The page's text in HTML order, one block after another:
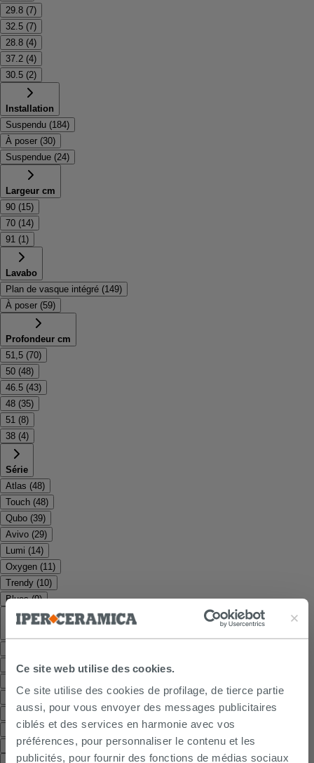
Ce site web utilise des cookies.
Ce site utilise des cookies de profilage, de tierce partie
aussi, pour vous envoyer des messages publicitaires
ciblés et des services en harmonie avec vos
préférences, pour personnaliser le contenu et les
publicités, pour fournir des fonctions de médias sociaux
29.8 (7)
32.5 (7)
28.8 (4)
37.2 (4)
30.5 (2)
Installation
Suspendu (184)
À poser (30)
Suspendue (24)
Largeur cm
90 (15)
70 (14)
91 (1 )
Lavabo
Plan de vasque intégré (149)
À poser (59)
Profondeur cm
51,5 (70)
50 (48)
46.5 (43)
48 (35)
51 (8)
38 (4)
Série
Atlas (48)
Touch (48)
Qubo (39)
Avivo (29)
Lumi (14)
Oxygen (11 )
Trendy (10)
Blues(9)
Meubles rétro(48 )
Meubles modulables, meubles salle de bains(12)
Meubles modernes, meubles salle de bains(9)
Meubles salle de bains, meubles modernes( 5)
Meubles salle de bains( 2)